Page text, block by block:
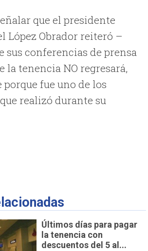
que el presidente
López Obrador reiteró –
sus conferencias de prensa
la tenencia NO regresará,
fue uno de los
realizó durante su
Últimos días para pagar
la tenencia con
descuentos del 5 al...